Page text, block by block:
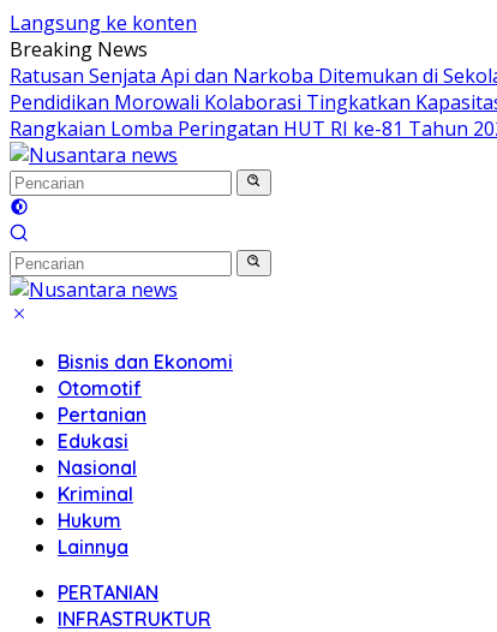
Langsung ke konten
Breaking News
Ratusan Senjata Api dan Narkoba Ditemukan di
Pendidikan Morowali Kolaborasi Tingkatkan
Rangkaian Lomba Peringatan HUT RI ke-81 Tahun
Bisnis dan Ekonomi
Otomotif
Pertanian
Edukasi
Nasional
Kriminal
Hukum
Lainnya
PERTANIAN
INFRASTRUKTUR